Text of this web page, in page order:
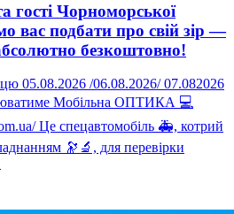
гості Чорноморської
вас подбати про свій зір —
безкоштовно!
05.08.2026 /06.08.2026/ 07.082026
Мобільна ОПТИКА 💻
Це спецавтомобіль 🚑, котрий
🔭🔬, для перевірки